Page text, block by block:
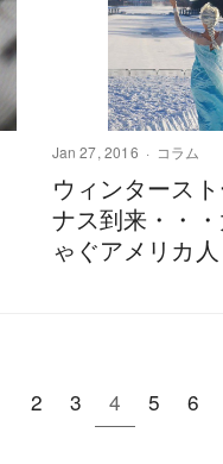
Jan 27, 2016 コラム
ウィンタース
ナス到来・・
ゃぐアメリカ人
2 3 4 5 6